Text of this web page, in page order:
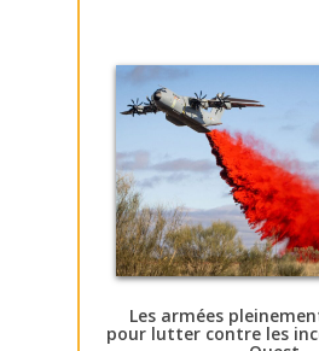
Les armées
pour lutter contre les